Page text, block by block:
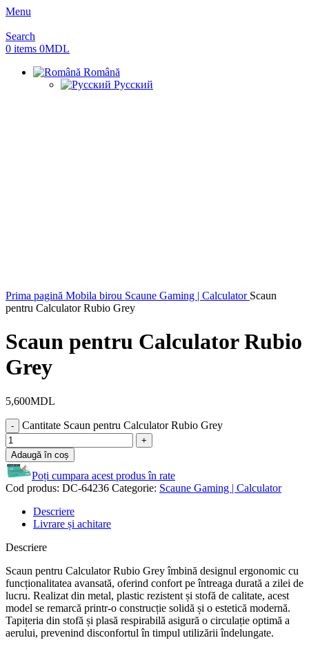
Menu
Search
0 items 0MDL
Română
Русский
Prima pagină Mobila birou Scaune Gaming | Calculator Scaun
pentru Calculator Rubio Grey
Scaun pentru Calculator Rubio
Grey
5,600MDL
Cantitate Scaun pentru Calculator Rubio Grey
Adaugă în coș
Poți cumpara acest produs în rate
Cod produs: DC-64236 Categorie: Scaune Gaming | Calculator
Descriere
Livrare și achitare
Descriere
Scaun pentru Calculator Rubio Grey îmbină designul ergonomic cu
funcționalitatea avansată, oferind confort pe întreaga durată a zilei de
lucru. Realizat din metal, plastic rezistent și stofă de calitate, acest
model se remarcă printr-o construcție solidă și o estetică modernă.
Tapițeria din stofă și plasă respirabilă asigură o circulație optimă a
aerului, prevenind disconfortul în timpul utilizării îndelungate.